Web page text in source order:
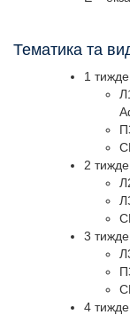
Тематика та
1
2
3
4